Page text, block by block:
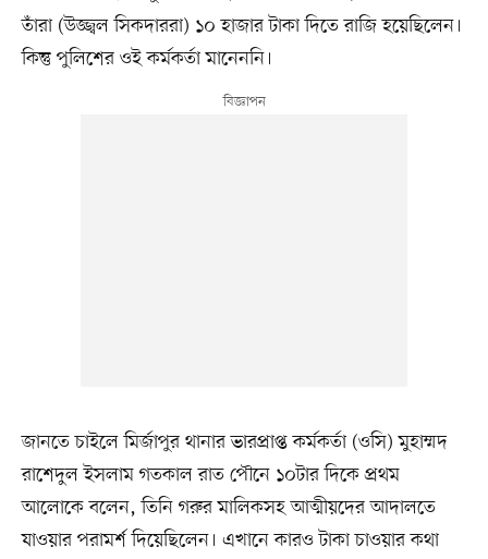
তাঁরা (উজ্জ্বল সিকদাররা) ১০ হাজার টাকা দিতে রাজি হয়েছিলেন।
কিন্তু পুলিশের ওই কর্মকর্তা মানেননি।
জানতে চাইলে মির্জাপুর থানার ভারপ্রাপ্ত কর্মকর্তা (ওসি) মুহাম্মদ
রাশেদুল ইসলাম গতকাল রাত পৌনে ১০টার দিকে প্রথম
আলোকে বলেন, তিনি গরুর মালিকসহ আত্মীয়দের আদালতে
যাওয়ার পরামর্শ দিয়েছিলেন। এখানে কারও টাকা চাওয়ার কথা